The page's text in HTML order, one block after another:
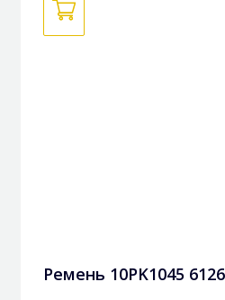
Ремень 10PK1045